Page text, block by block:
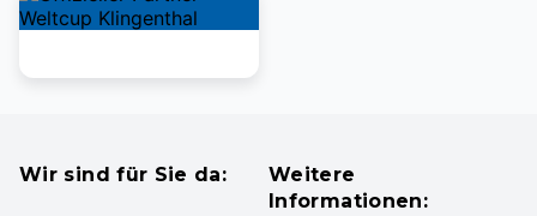
Wir sind für Sie da:
Weitere
Informationen: